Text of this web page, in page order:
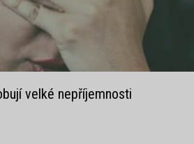
velké nepříjemnosti